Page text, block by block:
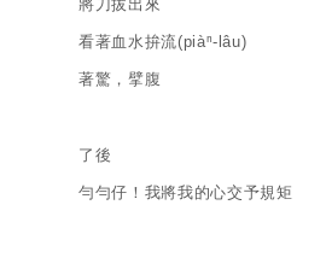
將刀拔出來
看著血水拚流(piàⁿ-lâu)
著驚，擘腹
了後
勻勻仔！我將我的心交予規矩